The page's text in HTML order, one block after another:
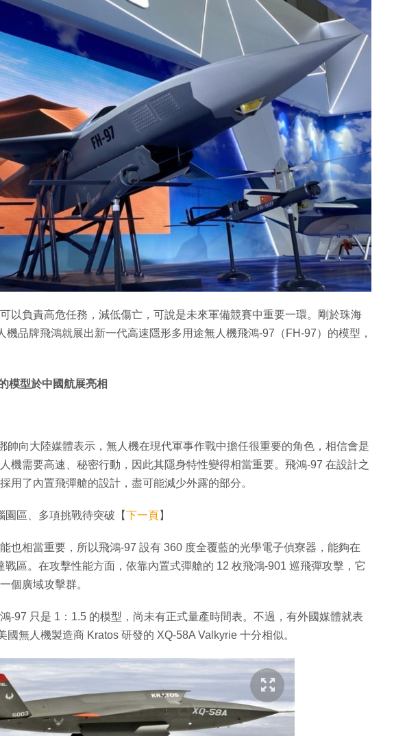
以負責高危任務，減低傷亡，可說是未來軍備競賽中重要一環。剛於珠海
機品牌飛鴻就展出新一代高速隱形多用途無人機飛鴻-97（FH-97）的模型，
模型於中國航展亮相
帥向大陸媒體表示，無人機在現代軍事作戰中擔任很重要的角色，相信會是
機需要高速、秘密行動，因此其隱身特性變得相當重要。飛鴻-97 在設計之
用了內置飛彈艙的設計，盡可能減少外露的部分。
園區、多項挑戰待突破【下一頁】
也相當重要，所以飛鴻-97 設有 360 度全覆藍的光學電子偵寮器，能夠在
戰區。在攻擊性能方面，依靠內置式彈艙的 12 枚飛鴻-901 巡飛彈攻擊，它
個廣域攻擊群。
-97 只是 1：1.5 的模型，尚未有正式量產時間表。不過，有外國媒體就表
國無人機製造商 Kratos 研發的 XQ-58A Valkyrie 十分相似。